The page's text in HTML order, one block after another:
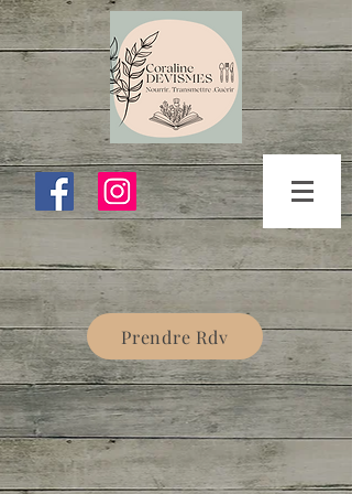
Prendre Rdv